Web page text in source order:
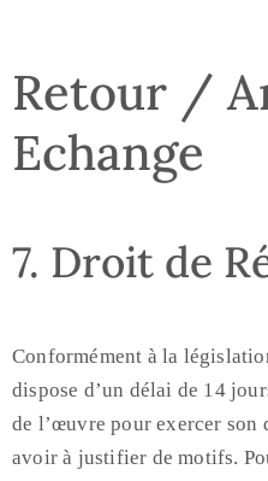
Retour /
Echange
7. Droit de
Conformément à la
dispose d’un délai de 14
de l’œuvre pour exercer son
avoir à justifier de motifs.